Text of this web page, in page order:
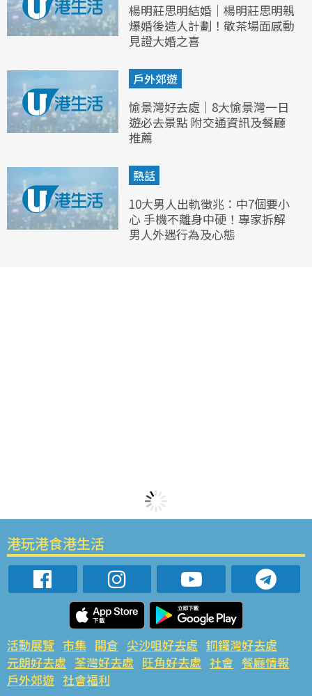
楊明莊思明結婚｜楊明莊思明親
爆婚後造人計劃！敬茶場面感動
見證大婚之喜
戶外郊遊
愉景灣好去處｜8大愉景灣一日
遊必去景點 附交通資訊及餐廳
推薦
熱話
10大男人出軌徵兆：中7個要小
心 手機不離身中硬！專家拆解
男人外遇行為及心態
港玩港食港生活
活動展覽 市集 開倉 尖沙咀好去處 銅鑼灣好去處
元朗好去處 荃灣好去處 旺角好去處 社會 餐廳情報
戶外郊遊 社會福利